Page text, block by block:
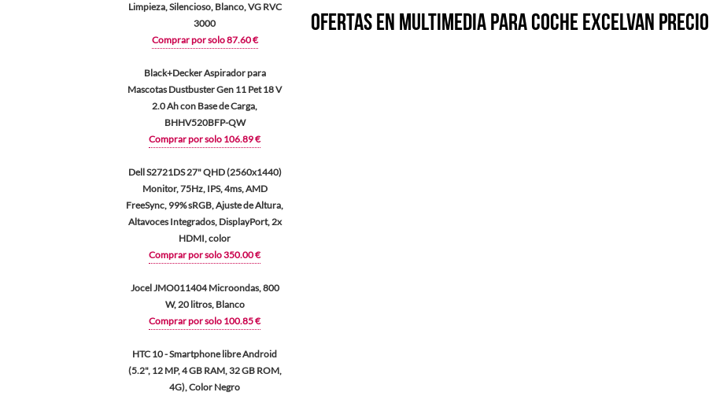
Limpieza, Silencioso, Blanco, VG RVC
3000
Comprar por solo 87.60 €
Black+Decker Aspirador para
Mascotas Dustbuster Gen 11 Pet 18 V
2.0 Ah con Base de Carga,
BHHV520BFP-QW
Comprar por solo 106.89 €
Dell S2721DS 27" QHD (2560x1440)
Monitor, 75Hz, IPS, 4ms, AMD
FreeSync, 99% sRGB, Ajuste de Altura,
Altavoces Integrados, DisplayPort, 2x
HDMI, color
Comprar por solo 350.00 €
Jocel JMO011404 Microondas, 800
W, 20 litros, Blanco
Comprar por solo 100.85 €
HTC 10 - Smartphone libre Android
(5.2", 12 MP, 4 GB RAM, 32 GB ROM,
4G), Color Negro
Ofertas en Multimedia para coche Excelvan